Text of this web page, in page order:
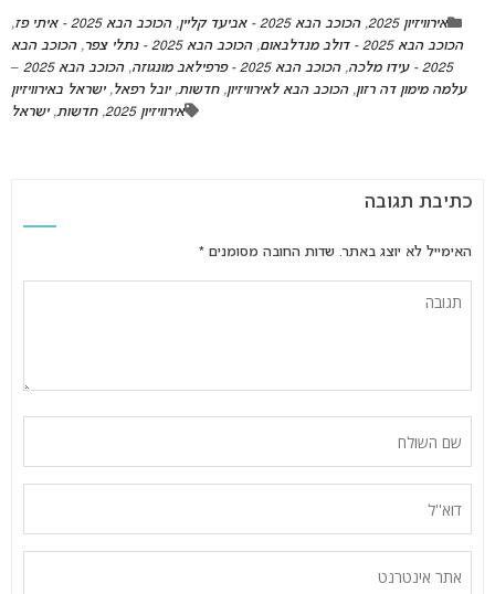
אירוויזיון 2025 , הכוכב הבא 2025 - אביעד קליין , הכוכב הבא 2025 - איתי פז
,
הכוכב הבא 2025 - דולב מנדלבאום
, הכוכב הבא 2025 - נתלי צפר , הכוכב הבא
2025 - עידו מלכה
, הכוכב הבא 2025 - פרפילאב מונגוזה ,
הכוכב הבא 2025 –
עלמה מימון דה רזון, הכוכב הבא לאירוויזיון, חדשות, יובל רפאל, ישראל באירוויזיון
אירוויזיון 2025
, חדשות, ישראל
כתיבת תגובה
האימייל לא יוצג באתר. שדות החובה מסומנים *